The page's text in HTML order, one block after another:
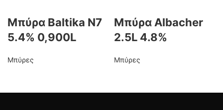
Μπύρα Baltika N7
5.4% 0,900L
Μπύρες
Μπύρα Albacher
2.5L 4.8%
Μπύρες